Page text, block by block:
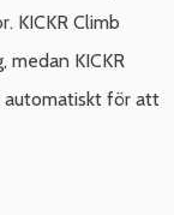
KICKR Climb
KICKR
automatiskt för att